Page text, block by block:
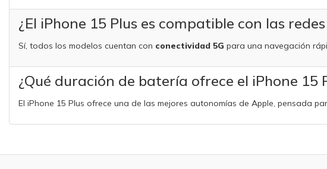
¿El iPhone 15 Plus es compatible con las redes
Sí, todos los modelos cuentan con conectividad 5G para una navegación
¿Qué duración de batería ofrece el iPhone 15
El iPhone 15 Plus ofrece una de las mejores autonomías de Apple, pensada